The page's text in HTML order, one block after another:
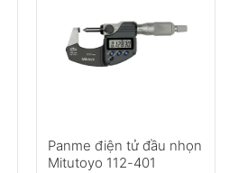
Panme điện tử đầu nhọn
Mitutoyo 112-401